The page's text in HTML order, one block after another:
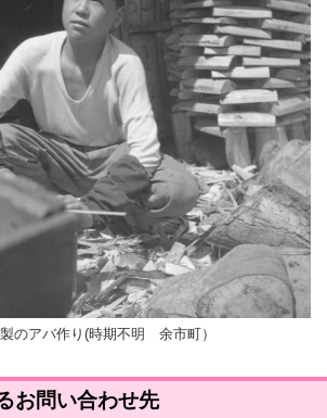
のアバ作り(時期不明 余市町）
お問い合わせ先